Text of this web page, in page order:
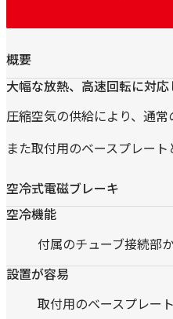
概要
大幅な放熱、高速回転に対応
圧縮空気の供給により、通
また取付用のベースプレー
空冷式電磁ブレーキ
空冷機能
付属のチューブ接続部
設置が容易
取付用のベースプレー